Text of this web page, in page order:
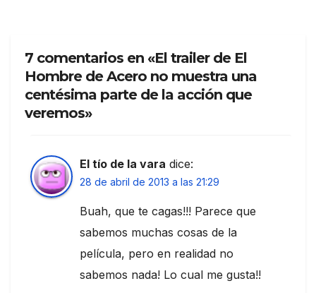
7 comentarios en «El trailer de El
Hombre de Acero no muestra una
centésima parte de la acción que
veremos»
El tío de la vara dice:
28 de abril de 2013 a las 21:29
Buah, que te cagas!!! Parece que
sabemos muchas cosas de la
película, pero en realidad no
sabemos nada! Lo cual me gusta!!